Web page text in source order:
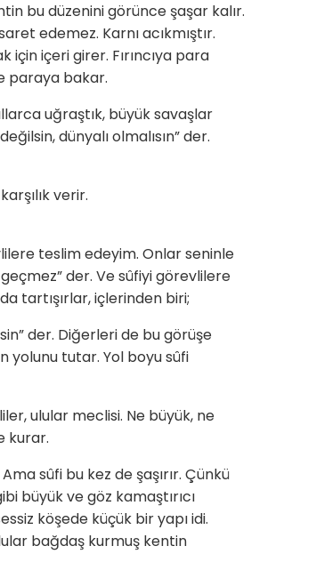
bu düzenini görünce şaşar kalır.
edemez. Karnı acıkmıştır.
için içeri girer. Fırıncıya para
paraya bakar.
uğraştık, büyük savaşlar
dünyalı olmalısın” der.
verir.
teslim edeyim. Onlar seninle
der. Ve sûfiyi görevlilere
tartışırlar, içlerinden biri;
der. Diğerleri de bu görüşe
yolunu tutar. Yol boyu sûfi
ulular meclisi. Ne büyük, ne
kurar.
sûfi bu kez de şaşırır. Çünkü
büyük ve göz kamaştırıcı
köşede küçük bir yapı idi.
bağdaş kurmuş kentin